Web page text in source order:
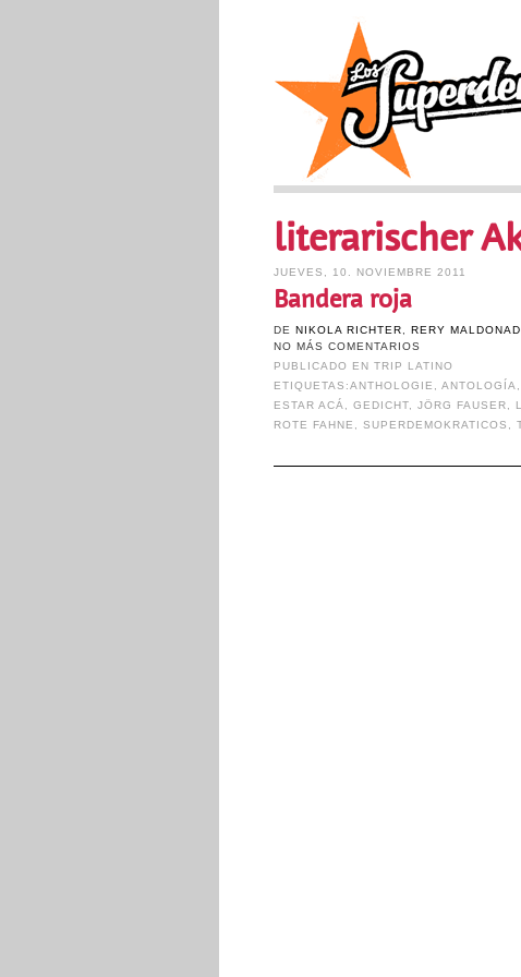
literarischer
JUEVES, 10. NOVIEMBRE 2011
Bandera roja
DE NIKOLA RICHTER
RERY
NO MÁS COMENTARIOS
PUBLICADO EN TRIP LATINO
ETIQUETAS:ANTHOLOGIE ,ANTOLOGÍA
ESTAR ACÁ
GEDICHT,JÖRG FAUSER
ROTE FAHNE
SUPERDEMOKRATICOS ,